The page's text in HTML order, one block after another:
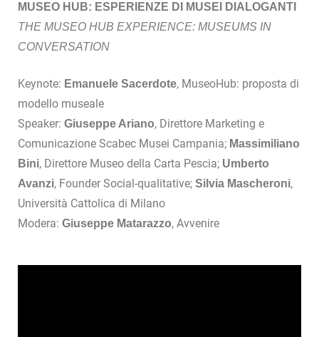
MUSEO HUB: ESPERIENZE DI MUSEI DIALOGANTI
THE MUSEO HUB EXPERIENCE: MUSEUMS IN
CONVERSATION
Keynote: Emanuele Sacerdote, MuseoHub: proposta di
modello museale
Speaker: Giuseppe Ariano, Direttore Marketing e
Comunicazione Scabec Musei Campania; Massimiliano
Bini, Direttore Museo della Carta Pescia; Umberto
Avanzi, Founder Social-qualitative; Silvia Mascheroni,
Università Cattolica di Milano
Modera: Giuseppe Matarazzo, Avvenire